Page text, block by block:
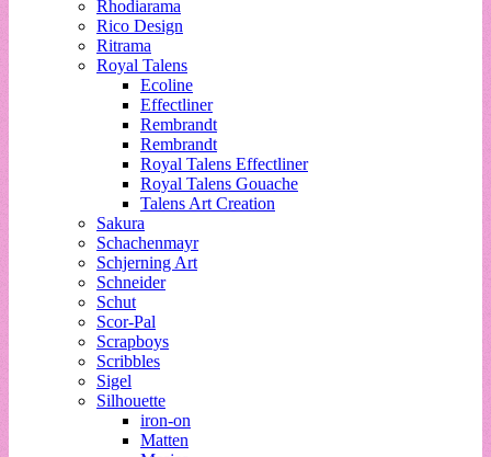
Rhodiarama
Rico Design
Ritrama
Royal Talens
Ecoline
Effectliner
Rembrandt
Rembrandt
Royal Talens Effectliner
Royal Talens Gouache
Talens Art Creation
Sakura
Schachenmayr
Schjerning Art
Schneider
Schut
Scor-Pal
Scrapboys
Scribbles
Sigel
Silhouette
iron-on
Matten